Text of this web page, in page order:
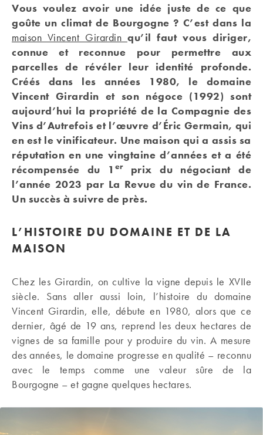
Vous voulez avoir une idée juste de ce que
goûte un climat de Bourgogne ? C’est dans la
maison Vincent Girardin qu’il faut vous diriger,
connue et reconnue pour permettre aux
parcelles de révéler leur identité profonde.
Créés dans les années 1980, le domaine
Vincent Girardin et son négoce (1992) sont
aujourd’hui la propriété de la Compagnie des
Vins d’Autrefois et l’œuvre d’Éric Germain, qui
en est le vinificateur. Une maison qui a assis sa
réputation en une vingtaine d’années et a été
récompensée du 1 erprix du négociant de
l’année 2023 par La Revue du vin de France.
Un succès à suivre de près.
L’HISTOIRE DU DOMAINE ET DE LA
MAISON
Chez les Girardin, on cultive la vigne depuis le XVIIe
siècle. Sans aller aussi loin, l’histoire du domaine
Vincent Girardin, elle, débute en 1980, alors que ce
dernier, âgé de 19 ans, reprend les deux hectares de
vignes de sa famille pour y produire du vin. A mesure
des années, le domaine progresse en qualité – reconnu
avec le temps comme une valeur sûre de la
Bourgogne – et gagne quelques hectares.